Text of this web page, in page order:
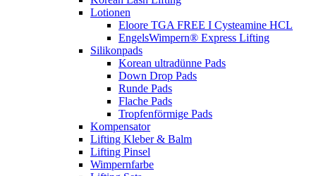
Lotionen
Eloore TGA FREE I Cysteamine HCL
EngelsWimpern® Express Lifting
Silikonpads
Korean ultradünne Pads
Down Drop Pads
Runde Pads
Flache Pads
Tropfenförmige Pads
Kompensator
Lifting Kleber & Balm
Lifting Pinsel
Wimpernfarbe